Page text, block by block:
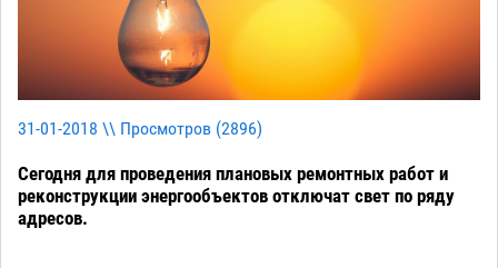
31-01-2018 \\ Просмотров (2896)
Сегодня для проведения плановых ремонтных работ и
реконструкции энергообъектов отключат свет по ряду
адресов.